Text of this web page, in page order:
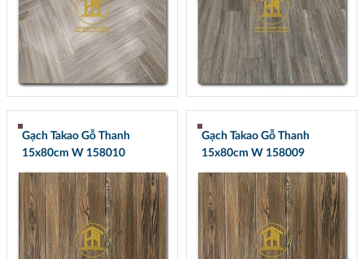
Gạch Takao Gỗ Thanh
15x80cm W 158010
Gạch Takao Gỗ Thanh
15x80cm W 158009